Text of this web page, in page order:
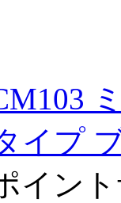
イプ
イン